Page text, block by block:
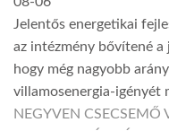
Jelentős energetikai
az intézmény bővítené a
hogy még nagyobb
villamosenergia-igényét
NEGYVEN CSECSEMŐ